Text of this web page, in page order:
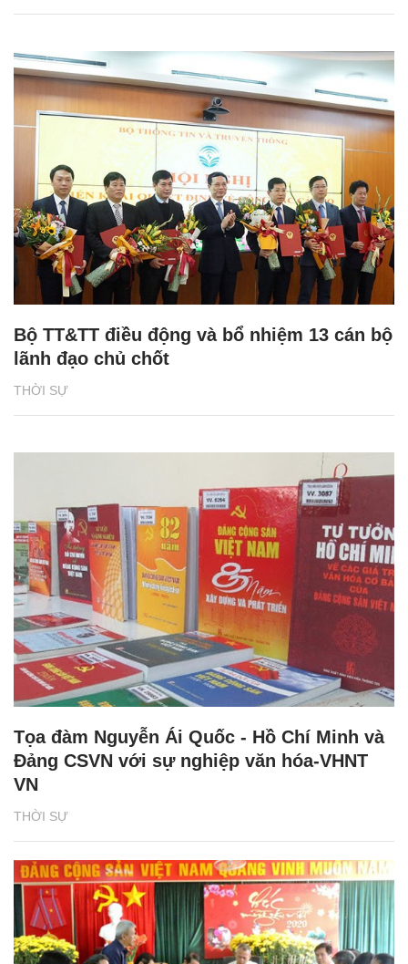
THỜI SỰ
Bộ TT&TT điều động và bổ nhiệm 13 cán bộ
lãnh đạo chủ chốt
THỜI SỰ
Tọa đàm Nguyễn Ái Quốc - Hồ Chí Minh và
Đảng CSVN với sự nghiệp văn hóa-VHNT
VN